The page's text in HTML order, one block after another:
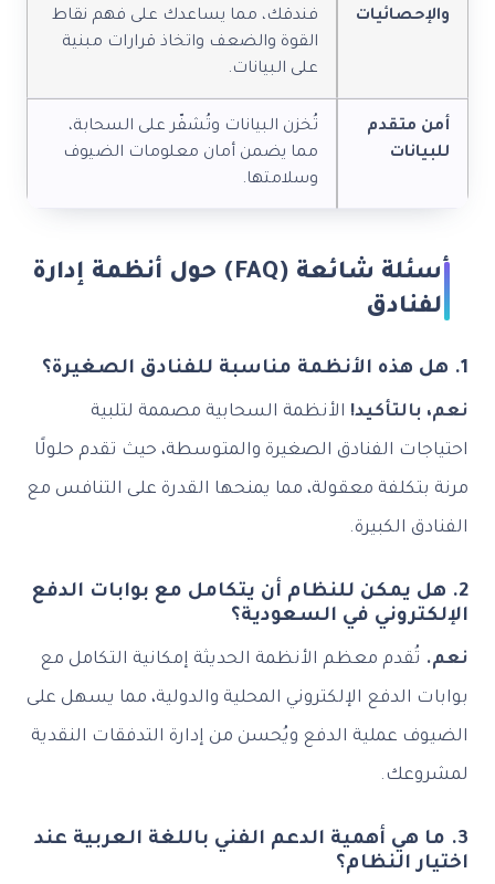
والإحصائيات
فندقك، مما يساعدك على فهم نقاط
القوة والضعف واتخاذ قرارات مبنية
على البيانات.
أمن متقدم
للبيانات
تُخزن البيانات وتُشفّر على السحابة،
مما يضمن أمان معلومات الضيوف
وسلامتها.
أسئلة شائعة (FAQ) حول أنظمة إدارة
الفنادق
1. هل هذه الأنظمة مناسبة للفنادق الصغيرة؟
نعم، بالتأكيد! الأنظمة السحابية مصممة لتلبية
احتياجات الفنادق الصغيرة والمتوسطة، حيث تقدم حلولًا
مرنة بتكلفة معقولة، مما يمنحها القدرة على التنافس مع
الفنادق الكبيرة.
2. هل يمكن للنظام أن يتكامل مع بوابات الدفع
الإلكتروني في السعودية؟
نعم. تُقدم معظم الأنظمة الحديثة إمكانية التكامل مع
بوابات الدفع الإلكتروني المحلية والدولية، مما يسهل على
الضيوف عملية الدفع ويُحسن من إدارة التدفقات النقدية
لمشروعك.
3. ما هي أهمية الدعم الفني باللغة العربية عند
اختيار النظام؟